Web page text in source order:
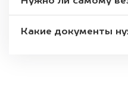
Какие документы